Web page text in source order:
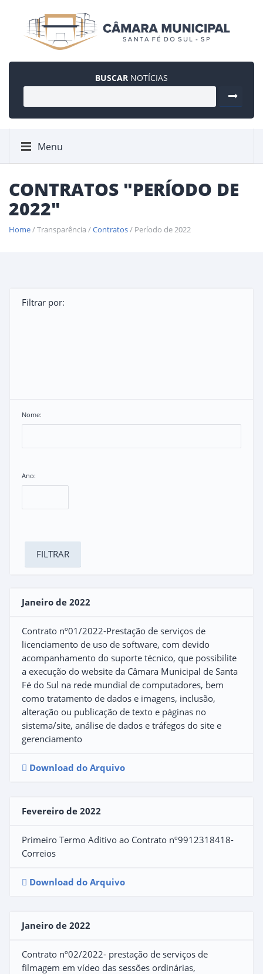
BUSCAR NOTÍCIAS
Menu
CONTRATOS "PERÍODO DE
2022"
Home/ Transparência /Contratos/ Período de 2022
Filtrar por:
Nome:
Ano:
Janeiro de 2022
Contrato nº01/2022-Prestação de serviços de
licenciamento de uso de software, com devido
acompanhamento do suporte técnico, que possibilite
a execução do website da Câmara Municipal de Santa
Fé do Sul na rede mundial de computadores, bem
como tratamento de dados e imagens, inclusão,
alteração ou publicação de texto e páginas no
sistema/site, análise de dados e tráfegos do site e
gerenciamento
Download do Arquivo
Fevereiro de 2022
Primeiro Termo Aditivo ao Contrato nº9912318418-
Correios
Download do Arquivo
Janeiro de 2022
Contrato nº02/2022- prestação de serviços de
filmagem em vídeo das sessões ordinárias,